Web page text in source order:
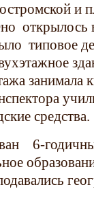
и
открылось
типовое
занимала
средства.
6-